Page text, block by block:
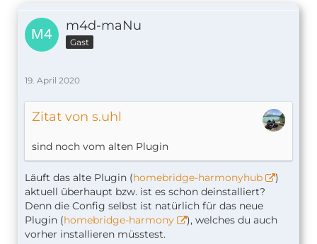
m4d-maNu
Gast
19. April 2020
Zitat von s.uhl
sind noch vom alten Plugin
Läuft das alte Plugin (homebridge-harmonyhub
)
aktuell überhaupt bzw. ist es schon deinstalliert?
Denn die Config selbst ist natürlich für das neue
Plugin (homebridge-harmony
), welches du auch
vorher installieren müsstest.